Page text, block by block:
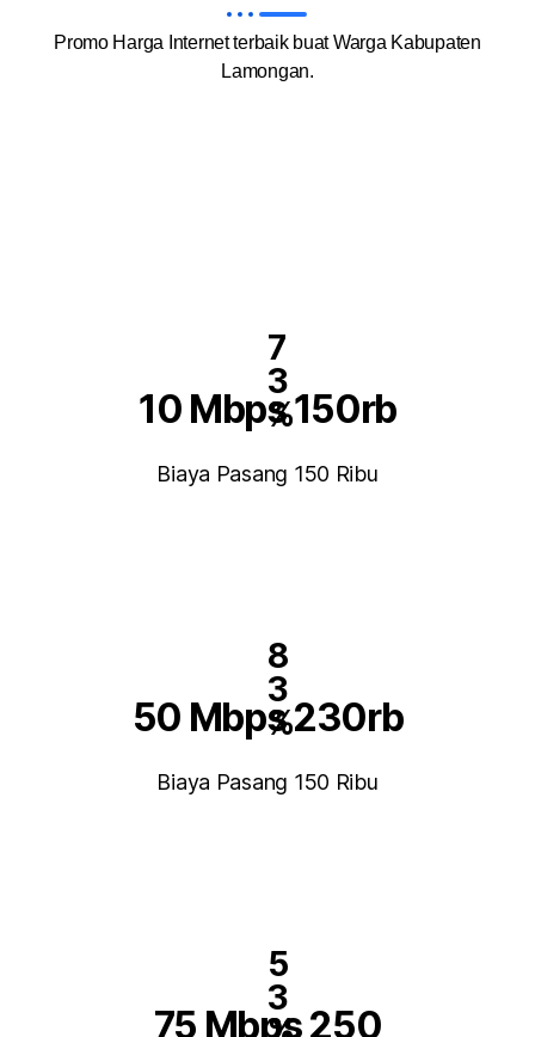
Promo Harga Internet terbaik buat Warga Kabupaten
Lamongan.
7
3
%
10 Mbps 150rb
Biaya Pasang 150 Ribu
8
3
%
50 Mbps 230rb
Biaya Pasang 150 Ribu
5
3
75 Mbps 250